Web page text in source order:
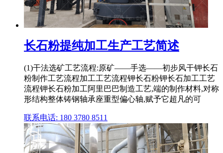
长石粉提纯加工生产工艺简述
(1)干法选矿工艺流程:原矿——手选——初步风干钾长石
粉制作工艺流程加工工艺流程钾长石粉钾长石加工工艺
流程钾长石粉加工阿里巴巴制造工艺,端的制作材料,对称
形结构整体铸钢轴承座重型偏心轴,赋予它超凡的可
联系电话: 180 3780 8511